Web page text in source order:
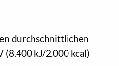
durchschnittlichen
(8.400 kJ/2.000 kcal)